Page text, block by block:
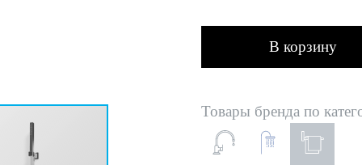
В корзину
Товары бренда по